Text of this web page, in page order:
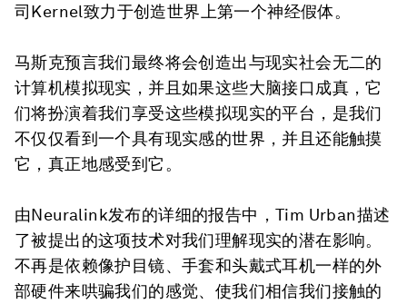
司Kernel致力于创造世界上第一个神经假体。
马斯克预言我们最终将会创造出与现实社会无二的
计算机模拟现实，并且如果这些大脑接口成真，它
们将扮演着我们享受这些模拟现实的平台，是我们
不仅仅看到一个具有现实感的世界，并且还能触摸
它，真正地感受到它。
由Neuralink发布的详细的报告中，Tim Urban描述
了被提出的这项技术对我们理解现实的潜在影响。
不再是依赖像护目镜、手套和头戴式耳机一样的外
部硬件来哄骗我们的感觉、使我们相信我们接触的